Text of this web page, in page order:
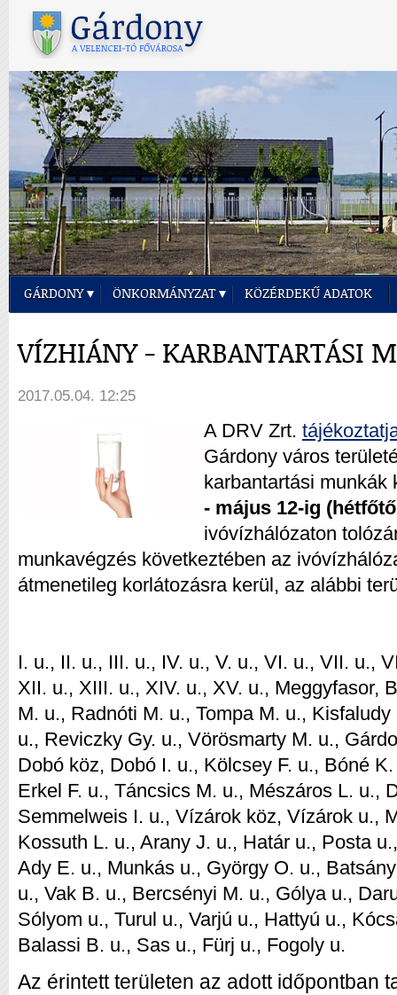
GÁRDONY ÖNKORMÁNYZAT KÖZÉRDEKŰ ADATOK
VÍZHIÁNY - KARBANTARTÁSI
2017.05.04. 12:25
A DRV Zrt.
Gárdony város
karbantartási
- május 12-ig
ivóvízhálózaton
munkavégzés következtében az
átmenetileg korlátozásra kerül, az alábbi
I. u., II. u., III. u., IV. u., V. u., VI. u., VII. u.,
XII. u., XIII. u., XIV. u., XV. u., Meggyfasor,
M. u., Radnóti M. u., Tompa M. u.,
u., Reviczky Gy. u., Vörösmarty M. u.,
Dobó köz, Dobó I. u., Kölcsey F. u., Bóné
Erkel F. u., Táncsics M. u., Mészáros L. u.,
Semmelweis I. u., Vízárok köz, Vízárok u.,
Kossuth L. u., Arany J. u., Határ u., Posta
Ady E. u., Munkás u., György O. u.,
u., Vak B. u., Bercsényi M. u., Gólya u.,
Sólyom u., Turul u., Varjú u., Hattyú u.,
Balassi B. u., Sas u., Fürj u., Fogoly u.
Az érintett területen az adott időpontban